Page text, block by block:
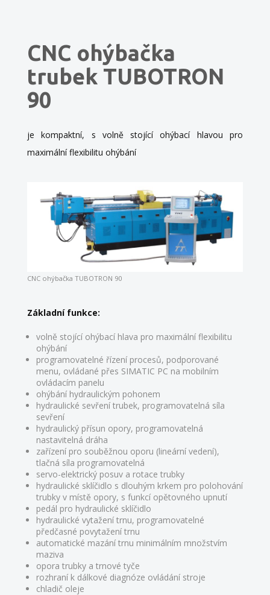
CNC ohýbačka
trubek TUBOTRON
90
je kompaktní, s volně stojící ohýbací hlavou pro
maximální flexibilitu ohýbání
CNC ohýbačka TUBOTRON 90
Základní funkce:
volně stojící ohýbací hlava pro maximální flexibilitu
ohýbání
programovatelné řízení procesů, podporované
menu, ovládané přes SIMATIC PC na mobilním
ovládacím panelu
ohýbání hydraulickým pohonem
hydraulické sevření trubek, programovatelná síla
sevření
hydraulický přísun opory, programovatelná
nastavitelná dráha
zařízení pro souběžnou oporu (lineární vedení),
tlačná síla programovatelná
servo-elektrický posuv a rotace trubky
hydraulické sklíčidlo s dlouhým krkem pro polohování
trubky v místě opory, s funkcí opětovného upnutí
pedál pro hydraulické sklíčidlo
hydraulické vytažení trnu, programovatelné
předčasné povytažení trnu
automatické mazání trnu minimálním množstvím
maziva
opora trubky a trnové tyče
rozhraní k dálkové diagnóze ovládání stroje
chladič oleje